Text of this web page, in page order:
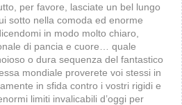
per favore, lasciate un bel lungo
sotto nella comoda ed enorme
in modo molto chiaro,
di pancia e cuore… quale
o dura sequenza del fantastico
mondiale proverete voi stessi in
in sfida contro i vostri rigidi e
limiti invalicabili d’oggi per